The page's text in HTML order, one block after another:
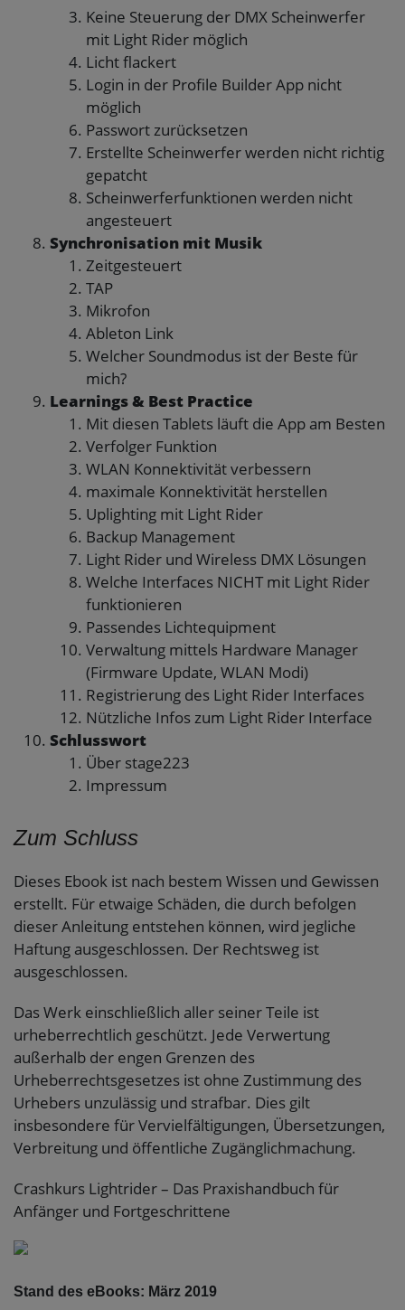
Keine Steuerung der DMX Scheinwerfer
mit Light Rider möglich
Licht flackert
Login in der Profile Builder App nicht
möglich
Passwort zurücksetzen
Erstellte Scheinwerfer werden nicht richtig
gepatcht
Scheinwerferfunktionen werden nicht
angesteuert
Synchronisation mit Musik
Zeitgesteuert
TAP
Mikrofon
Ableton Link
Welcher Soundmodus ist der Beste für
mich?
Learnings & Best Practice
Mit diesen Tablets läuft die App am Besten
Verfolger Funktion
WLAN Konnektivität verbessern
maximale Konnektivität herstellen
Uplighting mit Light Rider
Backup Management
Light Rider und Wireless DMX Lösungen
Welche Interfaces NICHT mit Light Rider
funktionieren
Passendes Lichtequipment
Verwaltung mittels Hardware Manager
(Firmware Update, WLAN Modi)
Registrierung des Light Rider Interfaces
Nützliche Infos zum Light Rider Interface
Schlusswort
Über stage223
Impressum
Zum Schluss
Dieses Ebook ist nach bestem Wissen und Gewissen
erstellt. Für etwaige Schäden, die durch befolgen
dieser Anleitung entstehen können, wird jegliche
Haftung ausgeschlossen. Der Rechtsweg ist
ausgeschlossen.
Das Werk einschließlich aller seiner Teile ist
urheberrechtlich geschützt. Jede Verwertung
außerhalb der engen Grenzen des
Urheberrechtsgesetzes ist ohne Zustimmung des
Urhebers unzulässig und strafbar. Dies gilt
insbesondere für Vervielfältigungen, Übersetzungen,
Verbreitung und öffentliche Zugänglichmachung.
Crashkurs Lightrider – Das Praxishandbuch für
Anfänger und Fortgeschrittene
Stand des eBooks: März 2019